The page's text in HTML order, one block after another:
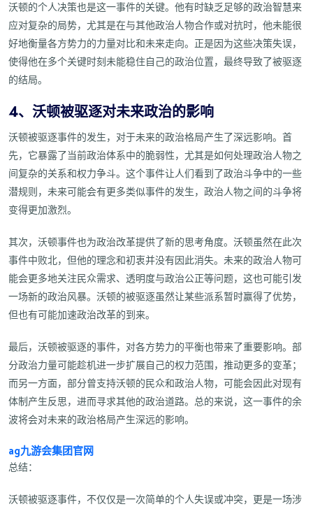
沃顿的个人决策也是这一事件的关键。他有时缺乏足够的政治智慧来
应对复杂的局势，尤其是在与其他政治人物合作或对抗时，他未能很
好地衡量各方势力的力量对比和未来走向。正是因为这些决策失误，
使得他在多个关键时刻未能稳住自己的政治位置，最终导致了被驱逐
的结局。
4、沃顿被驱逐对未来政治的影响
沃顿被驱逐事件的发生，对于未来的政治格局产生了深远影响。首
先，它暴露了当前政治体系中的脆弱性，尤其是如何处理政治人物之
间复杂的关系和权力争斗。这个事件让人们看到了政治斗争中的一些
潜规则，未来可能会有更多类似事件的发生，政治人物之间的斗争将
变得更加激烈。
其次，沃顿事件也为政治改革提供了新的思考角度。沃顿虽然在此次
事件中败北，但他的理念和初衷并没有因此消失。未来的政治人物可
能会更多地关注民众需求、透明度与政治公正等问题，这也可能引发
一场新的政治风暴。沃顿的被驱逐虽然让某些派系暂时赢得了优势，
但也有可能加速政治改革的到来。
最后，沃顿被驱逐的事件，对各方势力的平衡也带来了重要影响。部
分政治力量可能趁机进一步扩展自己的权力范围，推动更多的变革；
而另一方面，部分曾支持沃顿的民众和政治人物，可能会因此对现有
体制产生反思，进而寻求其他的政治道路。总的来说，这一事件的余
波将会对未来的政治格局产生深远的影响。
ag九游会集团官网
总结：
沃顿被驱逐事件，不仅仅是一次简单的个人失误或冲突，更是一场涉